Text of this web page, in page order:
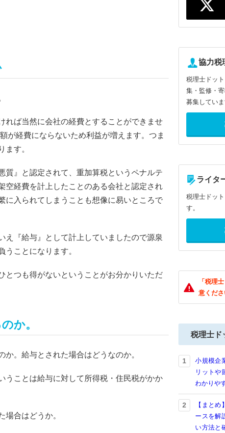
れば当然に会社の経費とすることができませ
が経費にならないため利益が増えます。つま
す。
質』と認定されて、重加算税というペナルテ
空経費を計上したことのある会社と認定され
に入られてしまうことも想像に易いところで
え『給与』として計上していましたので源泉
ことになります。
とつも得がないということがお分かりいただ
か。
。給与とされた場合はどうなのか。
うことは給与に対して所得税・住民税がかか
合はどうか。
協力税
税理士ドッ
集・監修・
募集していま
ライタ
税理士ドッ
す。
「税理
意くださ
税理士ド
1
小規模企
リットや
わかりや
2
【まと
ースを解
い方法と